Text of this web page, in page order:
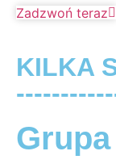
Zadzwoń teraz
KILKA